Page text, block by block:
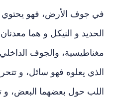
في جوف الأرض، فهو يحتوي
الحديد و النيكل و هما
مغناطيسية، والجوف
الذي يعلوه فهو سائل، و
اللب حول بعضهما البعض، و